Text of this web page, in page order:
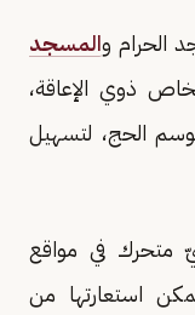
الحرام والمسجد
ذوي الإعاقة،
الحج، لتسهيل
توفير (4700) كرسيّ متحرك في مواقع
استعارتها من